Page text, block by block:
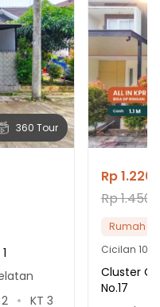
360 Tour
2 KT 3
Rp
Rp
Rumah
Cicilan
Cluster
No.17